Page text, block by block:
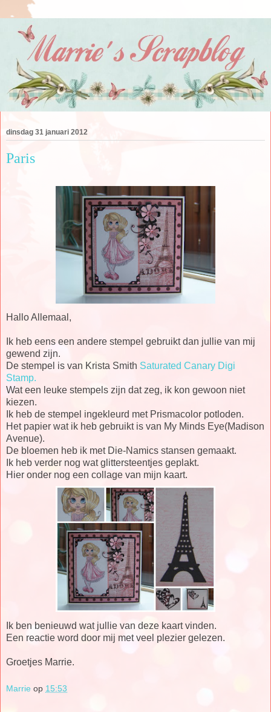
dinsdag 31 januari 2012
Paris
Hallo Allemaal,
Ik heb eens een andere stempel gebruikt dan jullie van mij
gewend zijn.
De stempel is van Krista Smith Saturated Canary Digi
Stamp.
Wat een leuke stempels zijn dat zeg, ik kon gewoon niet
kiezen.
Ik heb de stempel ingekleurd met Prismacolor potloden.
Het papier wat ik heb gebruikt is van My Minds Eye(Madison
Avenue).
De bloemen heb ik met Die-Namics stansen gemaakt.
Ik heb verder nog wat glittersteentjes geplakt.
Hier onder nog een collage van mijn kaart.
Ik ben benieuwd wat jullie van deze kaart vinden.
Een reactie word door mij met veel plezier gelezen.
Groetjes Marrie.
Marrie op 15:53